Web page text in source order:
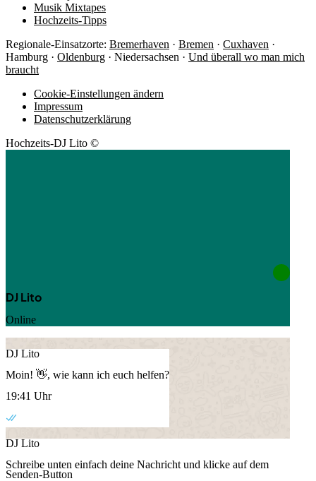
Musik Mixtapes
Hochzeits-Tipps
Regionale-Einsatzorte: Bremerhaven · Bremen · Cuxhaven ·
Hamburg · Oldenburg · Niedersachsen · Und überall wo man mich
braucht
Cookie-Einstellungen ändern
Impressum
Datenschutzerklärung
Hochzeits-DJ Lito ©
DJ Lito
Online
DJ Lito
Moin! 👋, wie kann ich euch helfen?
19:41 Uhr
DJ Lito
Schreibe unten einfach deine Nachricht und klicke auf dem
Senden-Button